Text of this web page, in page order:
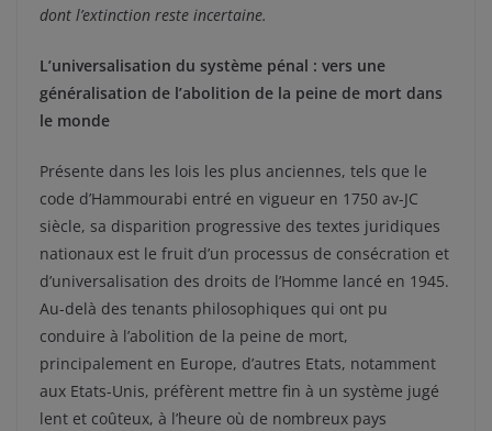
dont l’extinction reste incertaine.
L’universalisation du système pénal : vers une
généralisation de l’abolition de la peine de mort dans
le monde
Présente dans les lois les plus anciennes, tels que le
code d’Hammourabi entré en vigueur en 1750 av-JC
siècle, sa disparition progressive des textes juridiques
nationaux est le fruit d’un processus de consécration et
d’universalisation des droits de l’Homme lancé en 1945.
Au-delà des tenants philosophiques qui ont pu
conduire à l’abolition de la peine de mort,
principalement en Europe, d’autres Etats, notamment
aux Etats-Unis, préfèrent mettre fin à un système jugé
lent et coûteux, à l’heure où de nombreux pays